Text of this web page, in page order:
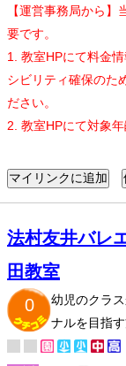
【運営事務局から
要です。
1. 教室HPにて料金
シビリティ確保のた
ださい。
2. 教室HPにて対象
法村友井バレ
田教室
0
幼児のクラ
ナルを目指